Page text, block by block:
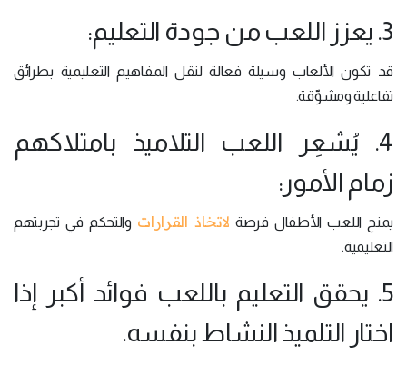
3. يعزز اللعب من جودة التعليم:
قد تكون الألعاب وسيلة فعالة لنقل المفاهيم التعليمية بطرائق
تفاعلية ومشوِّقة.
4. يُشعِر اللعب التلاميذ بامتلاكهم
زمام الأمور:
يمنح اللعب الأطفال فرصة لاتخاذ القرارات والتحكم في تجربتهم
التعليمية.
5. يحقق التعليم باللعب فوائد أكبر إذا
اختار التلميذ النشاط بنفسه.